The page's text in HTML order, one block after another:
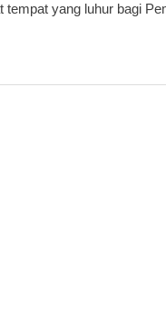
yang luhur bagi